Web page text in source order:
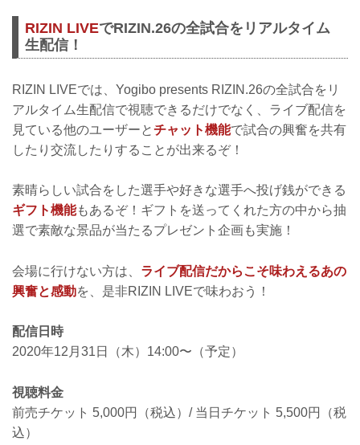
RIZIN LIVEでRIZIN.26の全試合をリアルタイム
生配信！
RIZIN LIVEでは、Yogibo presents RIZIN.26の全試合をリ
アルタイム生配信で視聴できるだけでなく、ライブ配信を
見ている他のユーザーとチャット機能で試合の興奮を共有
したり交流したりすることが出来るぞ！
素晴らしい試合をした選手や好きな選手へ投げ銭ができる
ギフト機能もあるぞ！ギフトを送ってくれた方の中から抽
選で素敵な景品が当たるプレゼント企画も実施！
会場に行けない方は、 ライブ配信だからこそ味わえるあの
興奮と感動を、是非RIZIN LIVEで味わおう！
配信日時
2020年12月31日（木）14:00〜（予定）
視聴料金
前売チケット 5,000円（税込）/ 当日チケット 5,500円（税
込）